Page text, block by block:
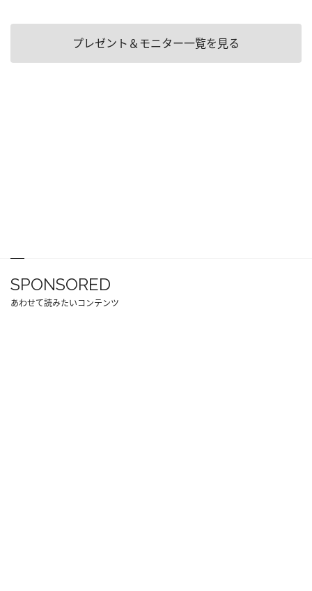
プレゼント＆モニター一覧を見る
SPONSORED
あわせて読みたいコンテンツ